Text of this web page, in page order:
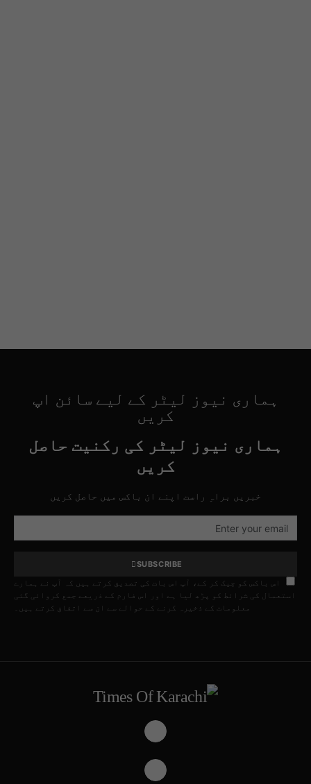
ہماری نیوز لیٹر کے لیے سائن اپ
کریں
ہماری نیوز لیٹر کی رکنیت حاصل
کریں
خبریں براہِ راست اپنے ان باکس میں حاصل کریں
SUBSCRIBE
اس باکس کو چیک کر کے، آپ اس بات کی تصدیق کرتے ہیں کہ آپ نے ہمارے
استعمال کی شرائط کو پڑھ لیا ہے اور اس فارم کے ذریعے جمع کروائی گئی
معلومات کے ذخیرہ کرنے کے حوالے سے ان سے اتفاق کرتے ہیں۔